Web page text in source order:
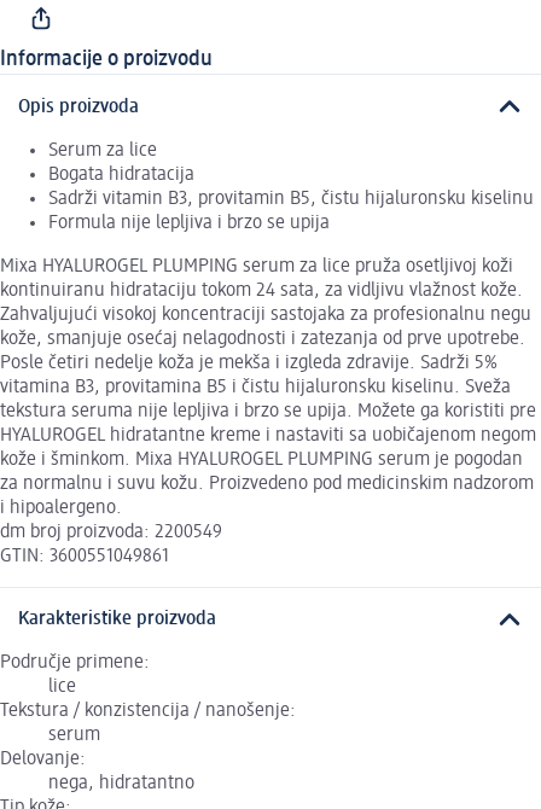
Informacije o proizvodu
Opis proizvoda
Serum za lice
Bogata hidratacija
Sadrži vitamin B3, provitamin B5, čistu hijaluronsku kiselinu
Formula nije lepljiva i brzo se upija
Mixa HYALUROGEL PLUMPING serum za lice pruža osetljivoj koži
kontinuiranu hidrataciju tokom 24 sata, za vidljivu vlažnost kože.
Zahvaljujući visokoj koncentraciji sastojaka za profesionalnu negu
kože, smanjuje osećaj nelagodnosti i zatezanja od prve upotrebe.
Posle četiri nedelje koža je mekša i izgleda zdravije. Sadrži 5%
vitamina B3, provitamina B5 i čistu hijaluronsku kiselinu. Sveža
tekstura seruma nije lepljiva i brzo se upija. Možete ga koristiti pre
HYALUROGEL hidratantne kreme i nastaviti sa uobičajenom negom
kože i šminkom. Mixa HYALUROGEL PLUMPING serum je pogodan
za normalnu i suvu kožu. Proizvedeno pod medicinskim nadzorom
i hipoalergeno.
dm broj proizvoda: 2200549
GTIN: 3600551049861
Karakteristike proizvoda
Područje primene:
lice
Tekstura / konzistencija / nanošenje:
serum
Delovanje:
nega, hidratantno